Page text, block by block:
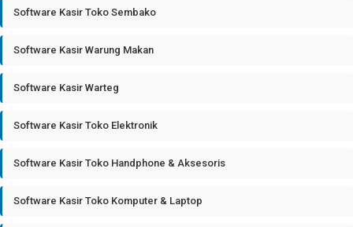
Software Kasir Toko Sembako
Software Kasir Warung Makan
Software Kasir Warteg
Software Kasir Toko Elektronik
Software Kasir Toko Handphone & Aksesoris
Software Kasir Toko Komputer & Laptop